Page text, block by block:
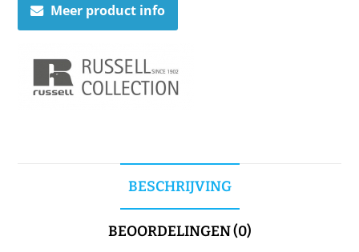
Meer product info
BESCHRIJVING
BEOORDELINGEN (0)